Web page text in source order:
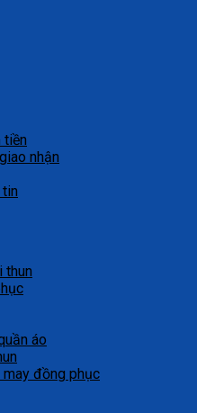
tiền
nhận
thun
áo
may đồng phục